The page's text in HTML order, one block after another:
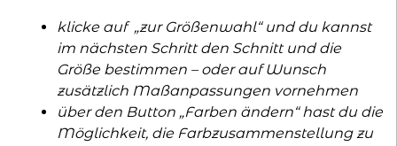
klicke auf „zur Größenwahl“ und du kannst
im nächsten Schritt den Schnitt und die
Größe bestimmen – oder auf Wunsch
zusätzlich Maßanpassungen vornehmen
über den Button „Farben ändern“ hast du die
Möglichkeit, die Farbzusammenstellung zu